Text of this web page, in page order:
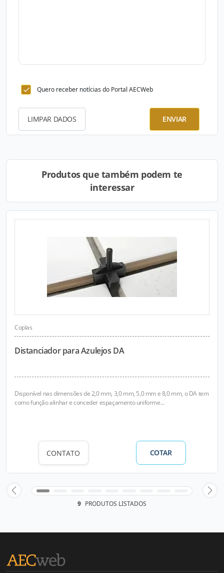
Quero receber notícias do Portal AECWeb
LIMPAR DADOS ENVIAR
Produtos que também podem te
interessar
Coplas
Distanciador para Azulejos DA
Disponível nas dimensões de 2,0 mm, 3,0 mm, 5,0 mm e 8,0 mm, o DA tem
como função alinhar e conceder espaçamento uniforme...
CONTATO COTAR
9 PRODUTOS LISTADOS